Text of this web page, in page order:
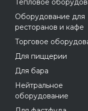
Тепловое
Оборудование для
ресторанов и кафе
Торговое
Для пиццерии
Для бара
Нейтральное
оборудование